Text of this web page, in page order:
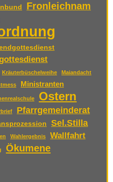
Fronleichnam
Kräuterbüschelweihe Maiandacht
Ministranten
Ostern
Pfarrgemeinderat
Sel.Stilla
Wahlergebnis
Wallfahrt
Ökumene